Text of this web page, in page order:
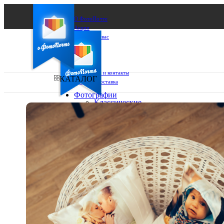
О ФотоПочте
Акции
Сделаем за вас
Бизнесу
FAQ
Франшиза
Поддержка и контакты
Оплата и доставка
Ваш город:
Ваш регион доставки
Выберите из списка:
КАТАЛОГ
Фотографии
Классические
фото
10х10
10х15
13х18
15х15
15х20
20х20
20х30
30х30
30х40
А4
Фото
в